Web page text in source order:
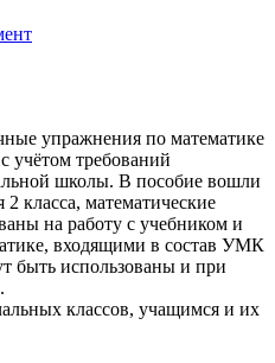
упражнения по математике
учётом требований
школы. В пособие вошли
класса, математические
на работу с учебником и
входящими в состав УМК
быть использованы и при
классов, учащимся и их